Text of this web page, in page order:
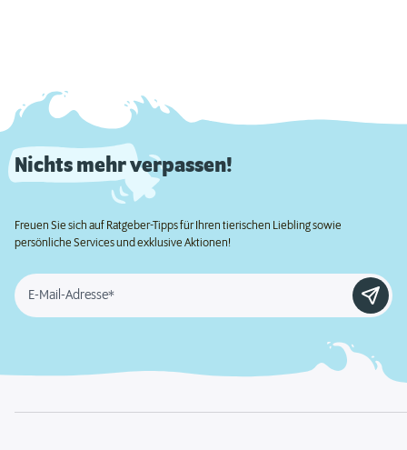
Nichts mehr verpassen!
Freuen Sie sich auf Ratgeber-Tipps für Ihren tierischen Liebling sowie
persönliche Services und exklusive Aktionen!
E-Mail-Adresse*